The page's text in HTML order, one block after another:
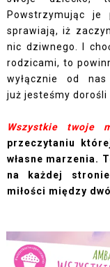
Powstrzymując je
sprawiają, iż
nic dziwnego. I
rodzicami, to
wyłącznie od
już jesteśmy dorośli
Wszystkie twoje
przeczytaniu
własne marzenia.
na każdej
miłości między